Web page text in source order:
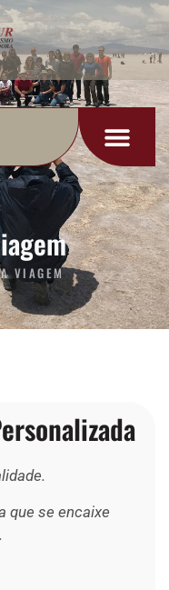
VIAGEM
que se encaixe